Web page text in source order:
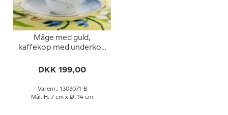
Måge med guld,
kaffekop med underkop
Grøndahl - Royal
DKK 199,00
Varenr.: 1303071-B
Mål: H: 7 cm x Ø: 14 cm